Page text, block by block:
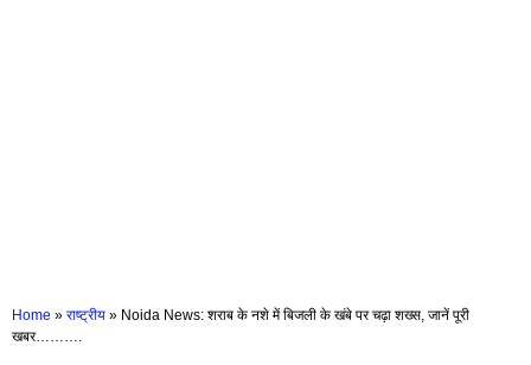
Home » राष्ट्रीय » Noida News: शराब के नशे में बिजली के खंबे पर चढ़ा शख्स, जानें पूरी
खबर……….